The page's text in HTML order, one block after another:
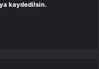
kaydedilsin.